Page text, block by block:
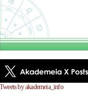
Tweets by akademeia_info